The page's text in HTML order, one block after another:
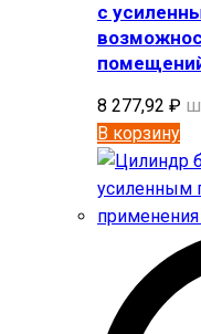
с
8 277,92 ₽
В корзину